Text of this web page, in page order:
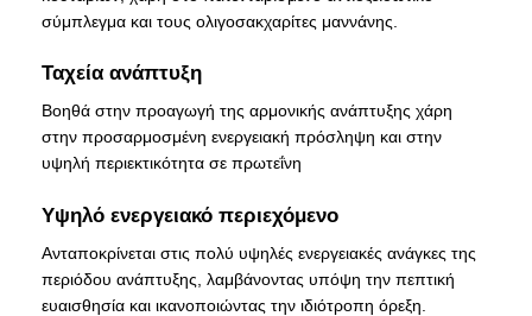
σύμπλεγμα και τους ολιγοσακχαρίτες μαννάνης.
Ταχεία ανάπτυξη
Βοηθά στην προαγωγή της αρμονικής ανάπτυξης χάρη
στην προσαρμοσμένη ενεργειακή πρόσληψη και στην
υψηλή περιεκτικότητα σε πρωτεΐνη
Υψηλό ενεργειακό περιεχόμενο
Ανταποκρίνεται στις πολύ υψηλές ενεργειακές ανάγκες της
περιόδου ανάπτυξης, λαμβάνοντας υπόψη την πεπτική
ευαισθησία και ικανοποιώντας την ιδιότροπη όρεξη.